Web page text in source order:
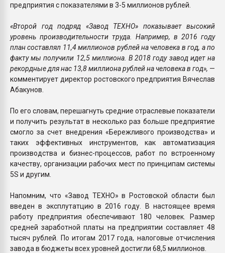
предприятия с показателями в 3-5 миллионов рублей.
«Второй год подряд «Завод ТЕХНО» показывает высокий
уровень производительности труда. Например, в 2016 году
план составлял 11,4 миллионов рублей на человека в год, а по
факту мы получили 12,5 миллиона. В 2018 году завод идет на
рекордные для нас 13,8 миллиона рублей на человека в год», —
комментирует директор ростовского предприятия Вячеслав
Абакунов.
По его словам, перешагнуть средние отраслевые показатели
и получить результат в несколько раз больше предприятие
смогло за счет внедрения «Бережливого производства» и
таких эффективных инструментов, как автоматизация
производства и бизнес-процессов, работ по встроенному
качеству, организации рабочих мест по принципам системы
5S и другим.
Напомним, что «Завод ТЕХНО» в Ростовской области был
введен в эксплутатцию в 2016 году. В настоящее время
работу предприятия обеспечивают 180 человек. Размер
средней заработной платы на предприятии составляет 48
тысяч рублей. По итогам 2017 года, налоговые отчисления
завода в бюджеты всех уровней достигли 68,5 миллионов.